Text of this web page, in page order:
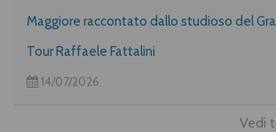
Maggiore raccontato dallo studioso del
Tour Raffaele Fattalini
14/07/2026
Vedi